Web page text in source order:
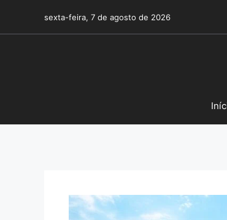
o
sexta-feira, 7 de agosto de 2026